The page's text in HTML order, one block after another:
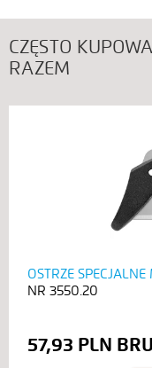
CZĘSTO
RAZEM
OSTRZE
3550.20
57,93 PLN